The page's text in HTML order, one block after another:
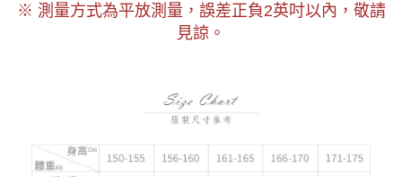
※ 測量方式為平放測量，誤差正負2英吋以內，敬請
見諒。